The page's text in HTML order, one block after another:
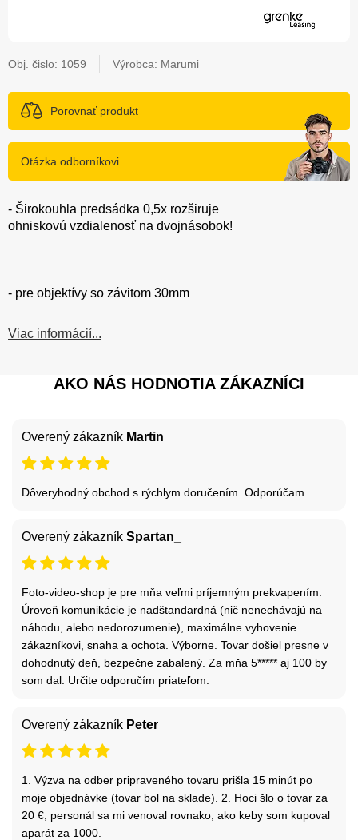
Obj. čislo: 1059 Výrobca: Marumi
Porovnať produkt
Otázka odborníkovi
- Širokouhla predsádka 0,5x rozširuje
ohniskovú vzdialenosť na dvojnásobok!
- pre objektívy so závitom 30mm
Viac informácií...
AKO NÁS HODNOTIA ZÁKAZNÍCI
Overený zákazník Martin
Dôveryhodný obchod s rýchlym doručením. Odporúčam.
Overený zákazník Spartan_
Foto-video-shop je pre mňa veľmi príjemným prekvapením.
Úroveň komunikácie je nadštandardná (nič nenechávajú na
náhodu, alebo nedorozumenie), maximálne vyhovenie
zákazníkovi, snaha a ochota. Výborne. Tovar došiel presne v
dohodnutý deň, bezpečne zabalený. Za mňa 5***** aj 100 by
som dal. Určite odporučím priateľom.
Overený zákazník Peter
1. Výzva na odber pripraveného tovaru prišla 15 minút po
moje objednávke (tovar bol na sklade). 2. Hoci šlo o tovar za
20 €, personál sa mi venoval rovnako, ako keby som kupoval
aparát za 1000.